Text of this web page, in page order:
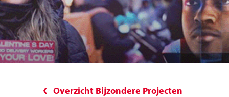
Overzicht Bijzondere Projecten